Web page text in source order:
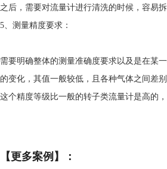
之后，需要对流量计进行清洗的时候，容易
5、测量精度要求：
需要明确整体的测量准确度要求以及是在某
的变化，其值一般较低，且各种气体之间差
这个精度等级比一般的转子类流量计是高的
【更多案例】：